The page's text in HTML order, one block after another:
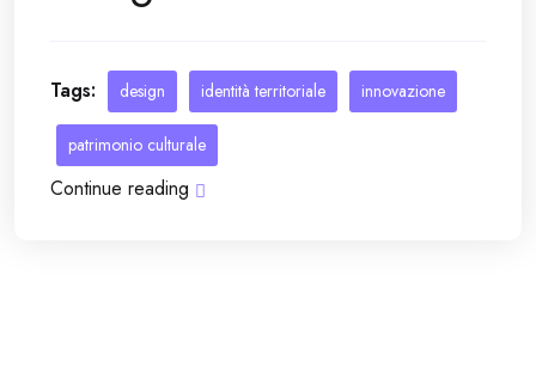
Tags: design identità territoriale innovazione
patrimonio culturale
Continue reading